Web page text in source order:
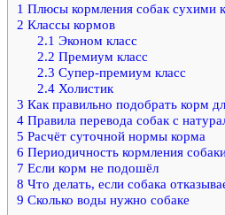
1 Плюсы кормления собак сухими
2 Классы кормов
2.1 Эконом класс
2.2 Премиум класс
2.3 Супер-премиум класс
2.4Холистик
3 Как правильно подобрать корм
4 Правила перевода собак с
5 Расчёт суточной нормы корма
6 Периодичность кормления
7 Если корм не подошёл
8 Что делать, если собака
9 Сколько воды нужно собаке